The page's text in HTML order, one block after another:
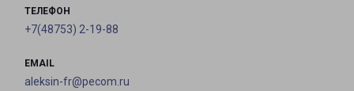
ТЕЛЕФОН
+7(48753) 2-19-88
EMAIL
aleksin-fr@pecom.ru